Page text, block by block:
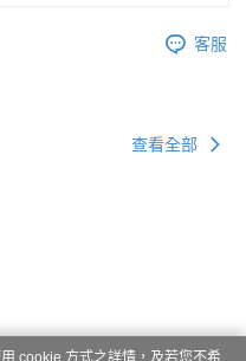
客服
查看全部
cookie 方式之詳情，及若您不希